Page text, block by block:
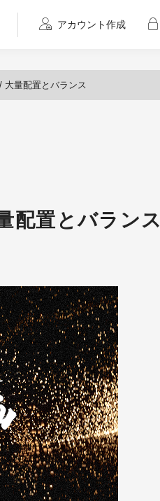
アカウント作成
大量配置とバランス
配置とバランス